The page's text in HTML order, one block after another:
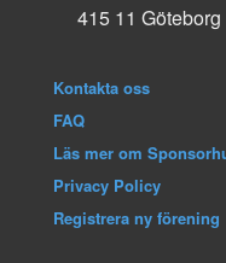
415 11 Göteborg
Kontakta oss
FAQ
Läs mer om
Privacy Policy
Registrera ny förening